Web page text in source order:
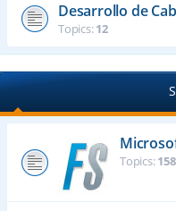
Desarrollo de
Topics:12
Topics:158